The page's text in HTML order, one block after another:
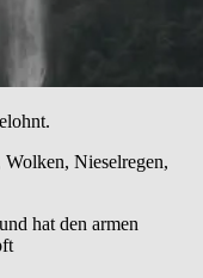
Nieselregen,
hat den armen